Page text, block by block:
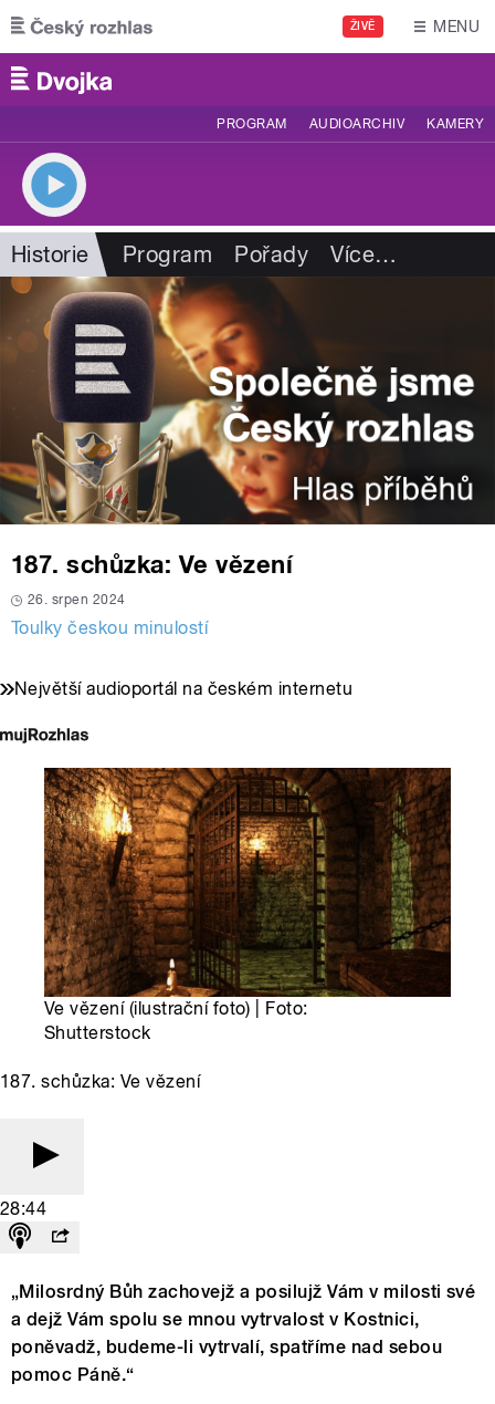
Přejít k hlavnímu obsahu
ŽIVĚ MENU
PROGRAM AUDIOARCHIV KAMERY
Historie Program Pořady Více…
187. schůzka: Ve vězení
26. srpen 2024
Toulky českou minulostí
Největší audioportál na českém internetu
Ve vězení (ilustrační foto) | Foto:
Shutterstock
187. schůzka: Ve vězení
28:44
„Milosrdný Bůh zachovejž a posilujž Vám v milosti své
a dejž Vám spolu se mnou vytrvalost v Kostnici,
poněvadž, budeme-li vytrvalí, spatříme nad sebou
pomoc Páně.“